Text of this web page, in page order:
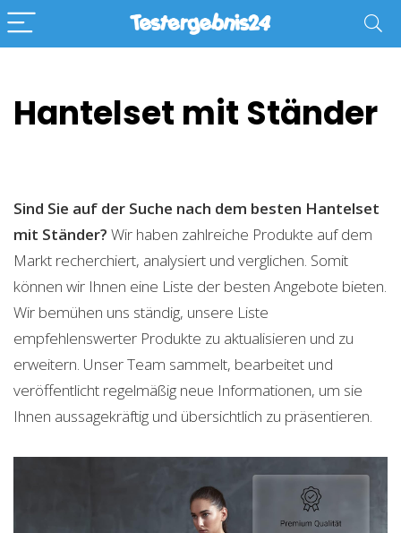
Hantelset mit Ständer
Sind Sie auf der Suche nach dem besten Hantelset
mit Ständer? Wir haben zahlreiche Produkte auf dem
Markt recherchiert, analysiert und verglichen. Somit
können wir Ihnen eine Liste der besten Angebote bieten.
Wir bemühen uns ständig, unsere Liste
empfehlenswerter Produkte zu aktualisieren und zu
erweitern. Unser Team sammelt, bearbeitet und
veröffentlicht regelmäßig neue Informationen, um sie
Ihnen aussagekräftig und übersichtlich zu präsentieren.